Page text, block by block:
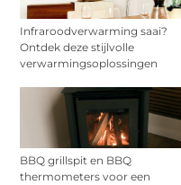
Infraroodverwarming saai?
Ontdek deze stijlvolle
verwarmingsoplossingen
BBQ grillspit en BBQ
thermometers voor een